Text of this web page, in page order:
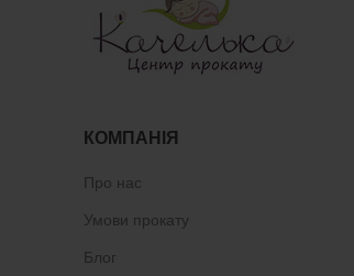
КОМПАНІЯ
Про нас
Умови прокату
Блог